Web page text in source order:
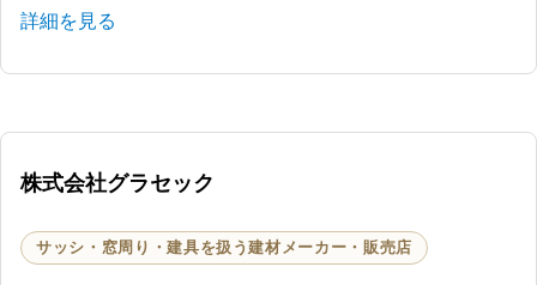
詳細を見る
株式会社グラセック
サッシ・窓周り・建具を扱う建材メーカー・販売店